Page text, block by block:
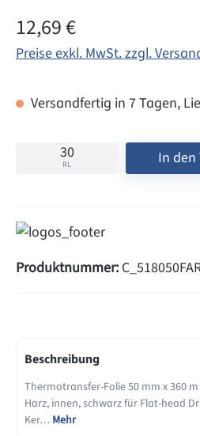
Regulärer Preis:
12,69 €
Preise exkl. MwSt. zzgl.
Versandfertig in 7 Tagen,
RL In
Produktnummer:
Beschreibung
Thermotransfer-Folie 50 mm x 360
Harz, innen, schwarz für Flat-head
Ker… Mehr